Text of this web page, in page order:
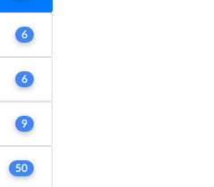
6
6
9
50